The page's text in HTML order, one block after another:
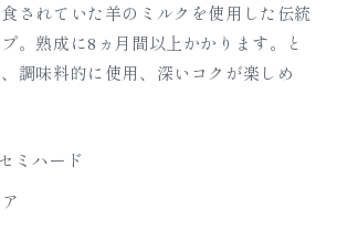
ロ
マ
ー
の
数
されていた羊のミルクを使用した伝統
。熟成に8ヵ月間以上かかります。と
調味料的に使用、深いコクが楽しめ
ミハード